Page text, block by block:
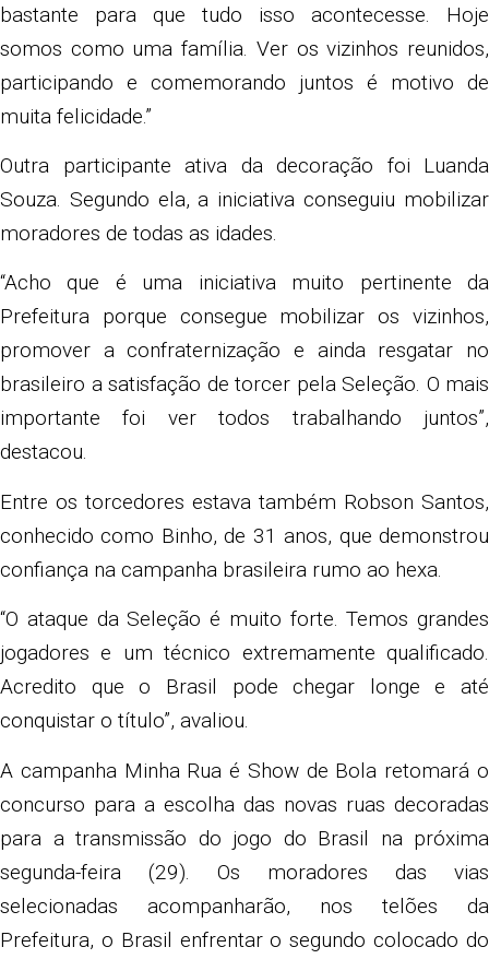
bastante para que tudo isso acontecesse. Hoje
somos como uma família. Ver os vizinhos reunidos,
participando e comemorando juntos é motivo de
muita felicidade.”
Outra participante ativa da decoração foi Luanda
Souza. Segundo ela, a iniciativa conseguiu mobilizar
moradores de todas as idades.
“Acho que é uma iniciativa muito pertinente da
Prefeitura porque consegue mobilizar os vizinhos,
promover a confraternização e ainda resgatar no
brasileiro a satisfação de torcer pela Seleção. O mais
importante foi ver todos trabalhando juntos”,
destacou.
Entre os torcedores estava também Robson Santos,
conhecido como Binho, de 31 anos, que demonstrou
confiança na campanha brasileira rumo ao hexa.
“O ataque da Seleção é muito forte. Temos grandes
jogadores e um técnico extremamente qualificado.
Acredito que o Brasil pode chegar longe e até
conquistar o título”, avaliou.
A campanha Minha Rua é Show de Bola retomará o
concurso para a escolha das novas ruas decoradas
para a transmissão do jogo do Brasil na próxima
segunda-feira (29). Os moradores das vias
selecionadas acompanharão, nos telões da
Prefeitura, o Brasil enfrentar o segundo colocado do